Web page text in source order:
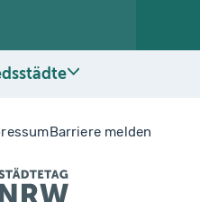
Barriere melden